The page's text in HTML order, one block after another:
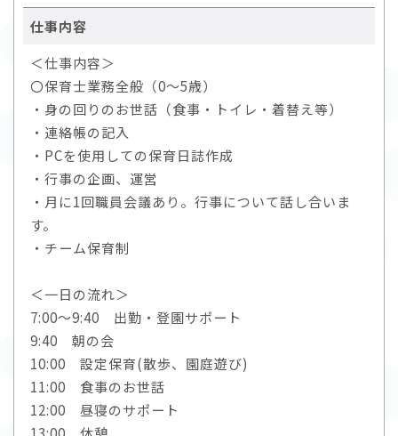
仕事内容
＜仕事内容＞
〇保育士業務全般（0～5歳）
・身の回りのお世話（食事・トイレ・着替え等）
・連絡帳の記入
・PCを使用しての保育日誌作成
・行事の企画、運営
・月に1回職員会議あり。行事について話し合いま
す。
・チーム保育制
＜一日の流れ＞
7:00～9:40 出勤・登園サポート
9:40 朝の会
10:00 設定保育(散歩、園庭遊び)
11:00 食事のお世話
12:00 昼寝のサポート